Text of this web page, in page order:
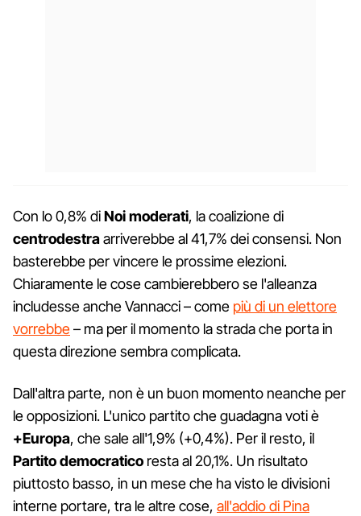
Con lo 0,8% diNoi moderati, la coalizione di
centrodestraarriverebbe al 41,7% dei consensi. Non
basterebbe per vincere le prossime elezioni.
Chiaramente le cose cambierebbero se l'alleanza
includesse anche Vannacci – come più di un elettore
vorrebbe– ma per il momento la strada che porta in
questa direzione sembra complicata.
Dall'altra parte, non è un buon momento neanche per
le opposizioni. L'unico partito che guadagna voti è
+Europa, che sale all'1,9% (+0,4%). Per il resto, il
Partito democratico resta al 20,1%. Un risultato
piuttosto basso, in un mese che ha visto le divisioni
interne portare, tra le altre cose, all'addio di Pina